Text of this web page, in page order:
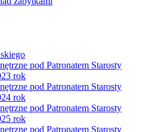
pod Patronatem Starosty
rok
pod Patronatem Starosty
rok
pod Patronatem Starosty
rok
pod Patronatem Starosty